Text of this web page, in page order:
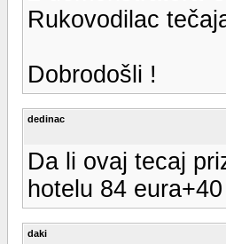
Rukovodilac
Dobrodošli !
dedinac
Da li ovaj tecaj
hotelu 84
daki